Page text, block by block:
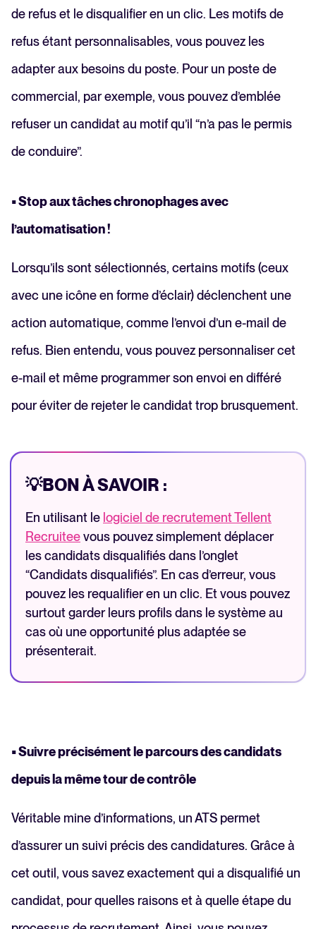
de refus et le disqualifier en un clic. Les motifs de
refus étant personnalisables, vous pouvez les
adapter aux besoins du poste. Pour un poste de
commercial, par exemple, vous pouvez d’emblée
refuser un candidat au motif qu’il “n’a pas le permis
de conduire”.
• Stop aux tâches chronophages avec
l’automatisation !
Lorsqu’ils sont sélectionnés, certains motifs (ceux
avec une icône en forme d’éclair) déclenchent une
action automatique, comme l’envoi d’un e-mail de
refus. Bien entendu, vous pouvez personnaliser cet
e-mail et même programmer son envoi en différé
pour éviter de rejeter le candidat trop brusquement.
💡BON À SAVOIR :
En utilisant le logiciel de recrutement Tellent
Recruiteevous pouvez simplement déplacer
les candidats disqualifiés dans l’onglet
“Candidats disqualifiés”. En cas d’erreur, vous
pouvez les requalifier en un clic. Et vous pouvez
surtout garder leurs profils dans le système au
cas où une opportunité plus adaptée se
présenterait.
• Suivre précisément le parcours des candidats
depuis la même tour de contrôle
Véritable mine d’informations, un ATS permet
d’assurer un suivi précis des candidatures. Grâce à
cet outil, vous savez exactement qui a disqualifié un
candidat, pour quelles raisons et à quelle étape du